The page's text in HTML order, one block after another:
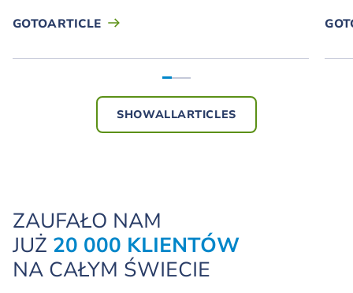
GOTOARTICLE
SHOWALLARTICLES
ZAUFAŁO NAM
JUŻ 20 000 KLIENTÓW
NA CAŁYM ŚWIECIE